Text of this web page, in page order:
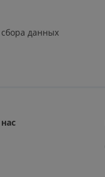
данных